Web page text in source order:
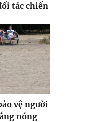
tác chiến
vệ người
nóng